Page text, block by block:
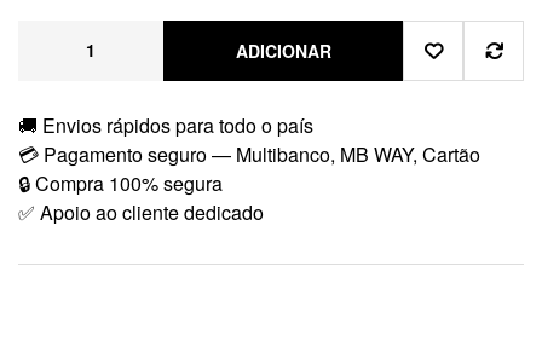
ADICIONAR
🚚 Envios rápidos para todo o país
💳 Pagamento seguro — Multibanco, MB WAY, Cartão
🔒 Compra 100% segura
✅ Apoio ao cliente dedicado